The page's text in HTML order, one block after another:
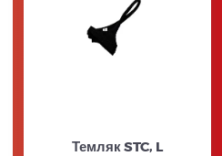
Темляк STC, L